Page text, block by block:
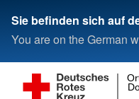
Sie befinden sich auf
You are on the German